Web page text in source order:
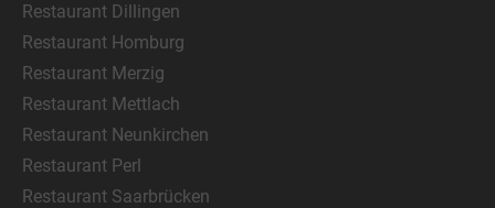
Restaurant Dillingen
Restaurant Homburg
Restaurant Merzig
Restaurant Mettlach
Restaurant Neunkirchen
Restaurant Perl
Restaurant Saarbrücken